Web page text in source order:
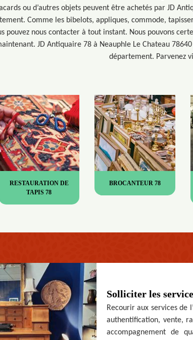
ou d’autres objets peuvent être achetés par JD
Comme les bibelots, appliques, commode,
pouvez nous contacter à tout instant. Nous pouvons
JD Antiquaire 78 à Neauphle Le Chateau
département. Parvenez
RESTAURATION DE
TAPIS 78
BROCANTEUR 78
Solliciter les
Recourir aux services de
authentification, vente,
accompagnement de